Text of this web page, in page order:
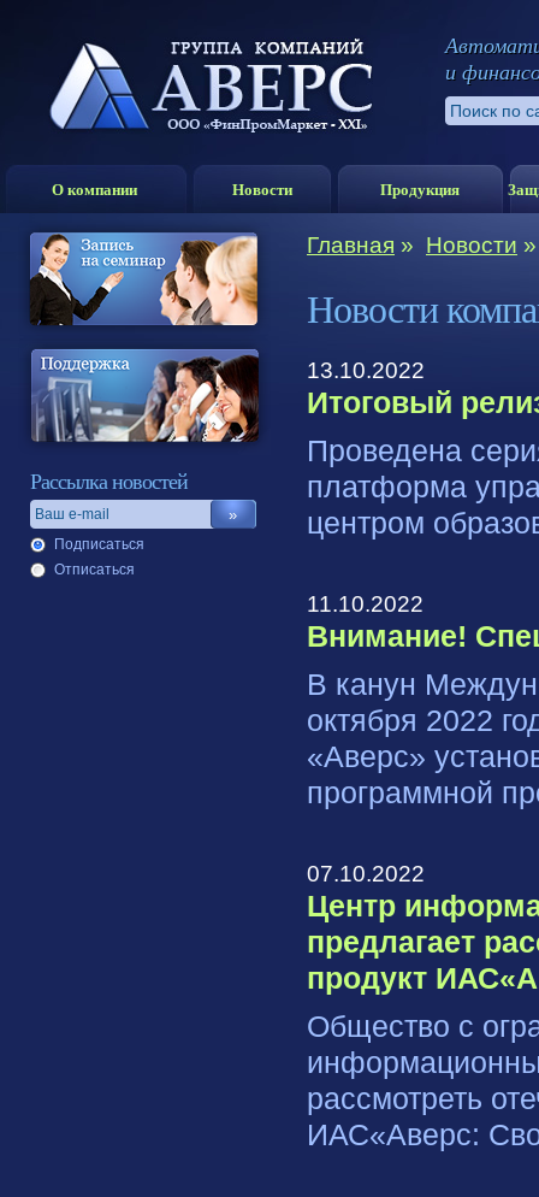
и
О компании Новости Продукция
Главная » Новости
Новости
13.10.2022
Итоговый
Проведена
платформа
центром
11.10.2022
Внимание!
В канун
октября 2022
«Аверс»
программной
07.10.2022
Центр
предлагает
продукт
Общество с
рассмотреть
ИАС«Аверс:
Рассылка новостей
Подписаться
Отписаться